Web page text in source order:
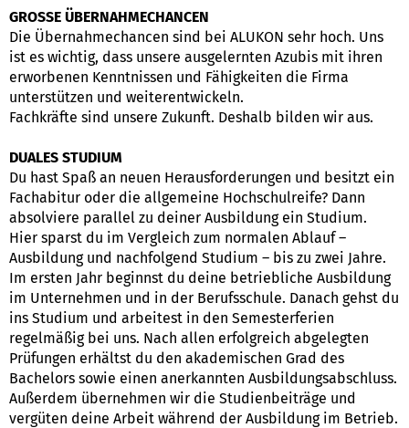
GROSSE ÜBERNAHMECHANCEN
Die Übernahmechancen sind bei ALUKON sehr hoch. Uns
ist es wichtig, dass unsere ausgelernten Azubis mit ihren
erworbenen Kenntnissen und Fähigkeiten die Firma
unterstützen und weiterentwickeln.
Fachkräfte sind unsere Zukunft. Deshalb bilden wir aus.
DUALES STUDIUM
Du hast Spaß an neuen Herausforderungen und besitzt ein
Fachabitur oder die allgemeine Hochschulreife? Dann
absolviere parallel zu deiner Ausbildung ein Studium.
Hier sparst du im Vergleich zum normalen Ablauf –
Ausbildung und nachfolgend Studium – bis zu zwei Jahre.
Im ersten Jahr beginnst du deine betriebliche Ausbildung
im Unternehmen und in der Berufsschule. Danach gehst du
ins Studium und arbeitest in den Semesterferien
regelmäßig bei uns. Nach allen erfolgreich abgelegten
Prüfungen erhältst du den akademischen Grad des
Bachelors sowie einen anerkannten Ausbildungsabschluss.
Außerdem übernehmen wir die Studienbeiträge und
vergüten deine Arbeit während der Ausbildung im Betrieb.